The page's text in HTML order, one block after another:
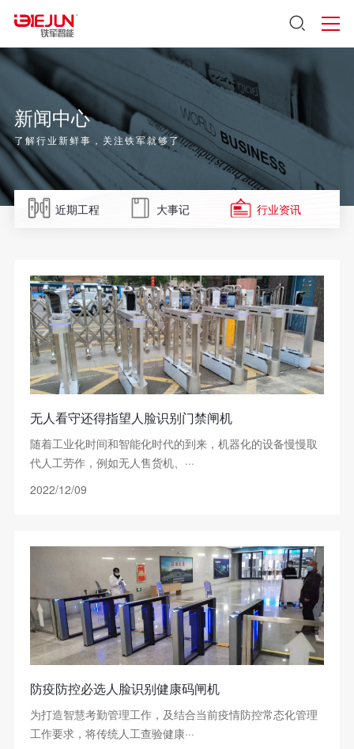
新闻中心
了解行业新鲜事，关注铁军就够了
近期工程 大事记 行业资讯
无人看守还得指望人脸识别门禁闸机
随着工业化时间和智能化时代的到来，机器化的设备慢慢取
代人工劳作，例如无人售货机、···
2022/12/09
防疫防控必选人脸识别健康码闸机
为打造智慧考勤管理工作，及结合当前疫情防控常态化管理
工作要求，将传统人工查验健康···